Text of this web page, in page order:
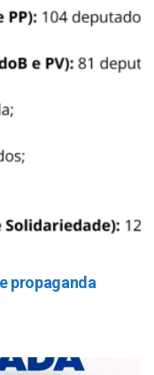
propaganda